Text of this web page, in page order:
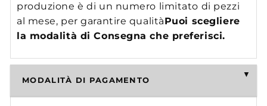
produzione è di un numero limitato di pezzi
al mese, per garantire qualitàPuoi scegliere
la modalità di Consegna che preferisci.
MODALITÀ DI PAGAMENTO